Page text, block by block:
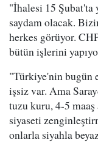
"İhalesi 15 Şubat'ta
saydam olacak.
herkes görüyor.
bütün işlerini
"Türkiye'nin bugün
işsiz var. Ama
tuzu kuru, 4-5
siyaseti
onlarla siyahla